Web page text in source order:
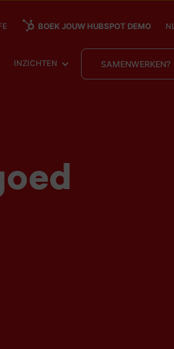
BOEK JOUW HUBSPOT DEMO NL
FOR
INZICHTEN SHOW SUBMENU FOR
SAMENWERKEN?